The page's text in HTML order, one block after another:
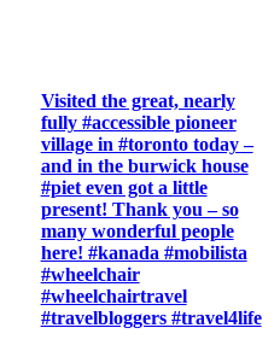
Visited the great, nearly
fully #accessible pioneer
village in #toronto today –
and in the burwick house
#piet even got a little
present! Thank you – so
many wonderful people
here! #kanada #mobilista
#wheelchair
#wheelchairtravel
#travelbloggers #travel4life